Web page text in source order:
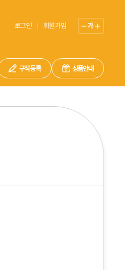
로그인 회원가입 가
구직 등록 상품안내